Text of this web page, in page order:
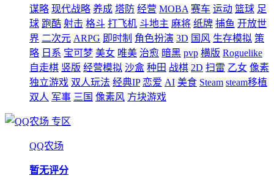
谋略 现代战略 养成 塔防 经营 MOBA 赛车 运动 篮球 足
球 跑酷 射击 格斗 打飞机 斗地主 麻将 纸牌 捕鱼 开放世
界 二次元 ARPG 即时制 角色扮演 3D 国风 生存模拟 策
略 日系 宝可梦 美女 唯美 治愈 暗黑 pvp 横版 Roguelike
自走棋 竖版 经营模拟 沙盒 种田 战棋 2D 扫雷 乙女 像素
独立游戏 双人玩法 经典IP 恋爱 AI 美食 Steam steam移植
双人 军事 三国 像素风 方块游戏
专区
QQ农场
暂无评分